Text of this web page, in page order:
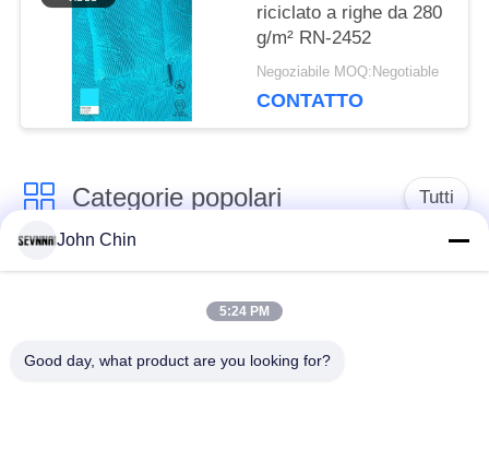
riciclato a righe da 280
g/m² RN-2452
Negoziabile MOQ:Negotiable
CONTATTO
Categorie popolari Tutti
Tessuto riciclato dello
Tessuto di nylon
riciclato
tessuto in poliestere
Tessuto riciclato di
John Chin
5:24 PM
Good day, what product are you looking for?